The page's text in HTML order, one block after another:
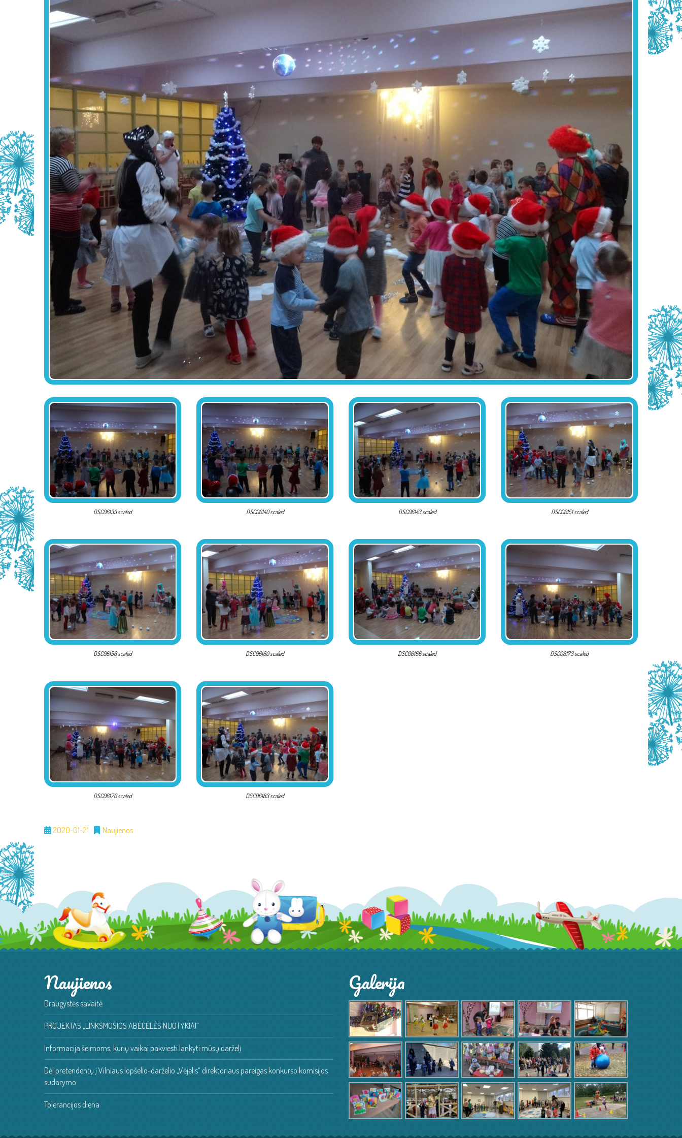
DSC06133 scaled DSC06140 scaled DSC06143 scaled DSC06151 scaled
DSC06156 scaled DSC06160 scaled DSC06166 scaled DSC06173 scaled
DSC06176 scaled DSC06183 scaled
2020-01-21 Naujienos
Naujienos
Draugystės savaitė
PROJEKTAS „LINKSMOSIOS ABĖCĖLĖS NUOTYKIAI“
Informacija šeimoms, kurių vaikai pakviesti lankyti mūsų darželį
Dėl pretendentų į Vilniaus lopšelio-darželio „Vėjelis“ direktoriaus pareigas konkurso komisijos
sudarymo
Tolerancijos diena
Galerija